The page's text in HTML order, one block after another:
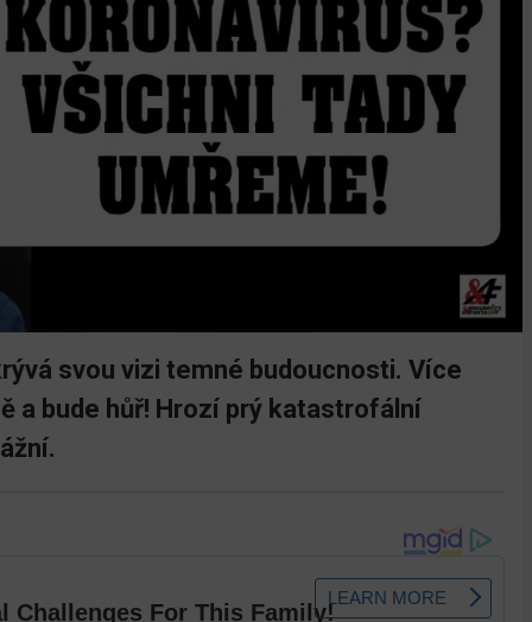
svou vizi temné budoucnosti. Více
a bude hůř! Hrozí prý katastrofální